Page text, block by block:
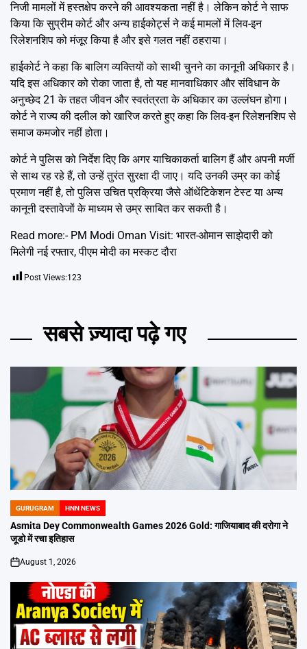
निजी मामलों में हस्तक्षेप करने की आवश्यकता नहीं है। लेकिन कोर्ट ने साफ
किया कि सुप्रीम कोर्ट और अन्य हाईकोर्ट्स ने कई मामलों में लिव-इन
रिलेशनशिप को मंजूर किया है और इसे गलत नहीं ठहराया।
हाईकोर्ट ने कहा कि बालिग व्यक्तियों को साथी चुनने का कानूनी अधिकार है।
यदि इस अधिकार को रोका जाता है, तो यह मानवाधिकार और संविधान के
अनुच्छेद 21 के तहत जीवन और स्वतंत्रता के अधिकार का उल्लंघन होगा।
कोर्ट ने राज्य की दलील को खारिज करते हुए कहा कि लिव-इन रिलेशनशिप से
समाज कमजोर नहीं होता।
कोर्ट ने पुलिस को निर्देश दिए कि अगर याचिकाकर्ता बालिग हैं और अपनी मर्जी
से साथ रह रहे हैं, तो उन्हें तुरंत सुरक्षा दी जाए। यदि उनकी उम्र का कोई
प्रमाण नहीं है, तो पुलिस उचित प्रक्रिया जैसे ऑथेंटिकेशन टेस्ट या अन्य
कानूनी दस्तावेजों के माध्यम से उम्र साबित कर सकती है।
Read more:- PM Modi Oman Visit: भारत-ओमान साझेदारी को
मिलेगी नई रफ्तार, पीएम मोदी का मस्कट दौरा
Post Views:123
सबसे ज़्यादा पढ़े गए
POSTED
IN
GURUGRAM HNN NEWS
Asmita Dey Commonwealth Games 2026 Gold: गाजियाबाद की दरोगा ने
जूडो में रचा इतिहास
on
August 1, 2026